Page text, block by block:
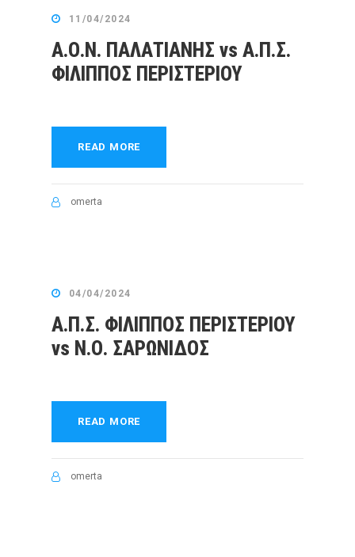
11/04/2024
Α.Ο.Ν. ΠΑΛΑΤΙΑΝΗΣ vs Α.Π.Σ.
ΦΙΛΙΠΠΟΣ ΠΕΡΙΣΤΕΡΙΟΥ
READ MORE
omerta
04/04/2024
Α.Π.Σ. ΦΙΛΙΠΠΟΣ ΠΕΡΙΣΤΕΡΙΟΥ
vs Ν.Ο. ΣΑΡΩΝΙΔΟΣ
READ MORE
omerta